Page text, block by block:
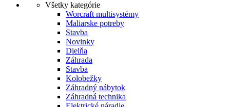
Všetky kategórie
Worcraft multisystémy
Maliarske potreby
Stavba
Novinky
Dielňa
Záhrada
Stavba
Kolobežky
Záhradný nábytok
Záhradná technika